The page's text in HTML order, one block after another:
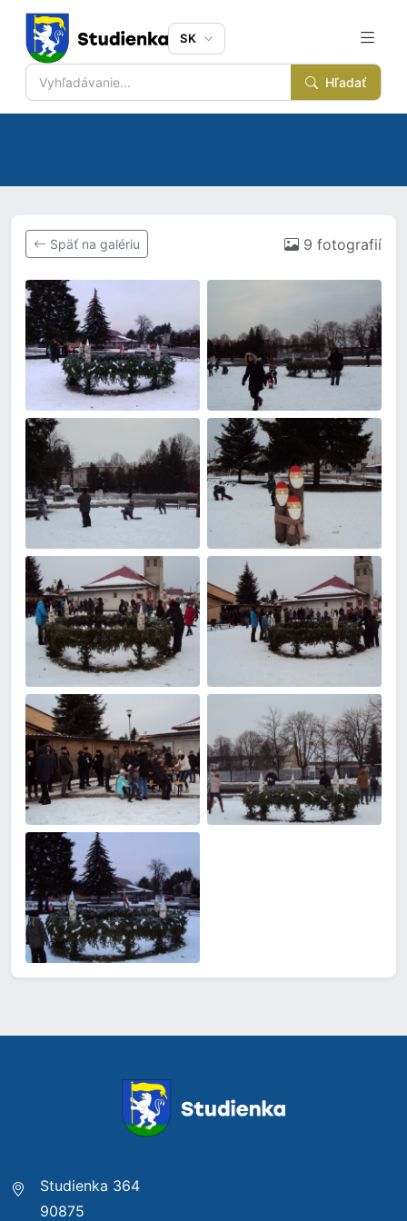
Hľadať
SK
Späť na galériu 9 fotografií
Studienka 364
90875